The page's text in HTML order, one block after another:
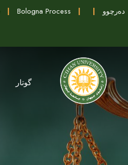
دەرچوو |
| Bologna Process
|
گوتار